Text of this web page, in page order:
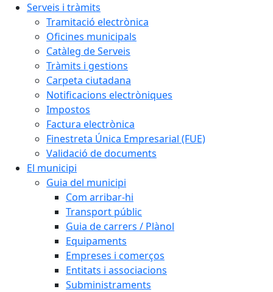
Serveis i tràmits
Tramitació electrònica
Oficines municipals
Catàleg de Serveis
Tràmits i gestions
Carpeta ciutadana
Notificacions electròniques
Impostos
Factura electrònica
Finestreta Única Empresarial (FUE)
Validació de documents
El municipi
Guia del municipi
Com arribar-hi
Transport públic
Guia de carrers / Plànol
Equipaments
Empreses i comerços
Entitats i associacions
Subministraments